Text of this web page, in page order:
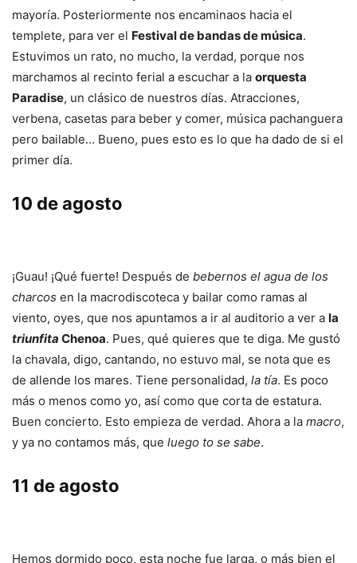
mayoría. Posteriormente nos encaminaos hacia el
templete, para ver el Festival de bandas de música.
Estuvimos un rato, no mucho, la verdad, porque nos
marchamos al recinto ferial a escuchar a la orquesta
Paradise, un clásico de nuestros días. Atracciones,
verbena, casetas para beber y comer, música pachanguera
pero bailable… Bueno, pues esto es lo que ha dado de si el
primer día.
10 de agosto
¡Guau! ¡Qué fuerte! Después de bebernos el agua de los
charcos en la macrodiscoteca y bailar como ramas al
viento, oyes, que nos apuntamos a ir al auditorio a ver a la
triunfita Chenoa. Pues, qué quieres que te diga. Me gustó
la chavala, digo, cantando, no estuvo mal, se nota que es
de allende los mares. Tiene personalidad, la tía. Es poco
más o menos como yo, así como que corta de estatura.
Buen concierto. Esto empieza de verdad. Ahora a la macro,
y ya no contamos más, que luego to se sabe.
11 de agosto
Hemos dormido poco, esta noche fue larga, o más bien el